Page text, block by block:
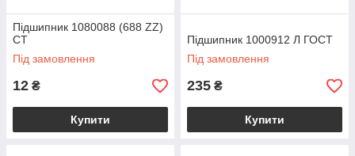
Підшипник 1080088 (688 ZZ)
CT
Під замовлення
12 ₴
Купити
Підшипник 1000912 Л ГОСТ
Під замовлення
235 ₴
Купити